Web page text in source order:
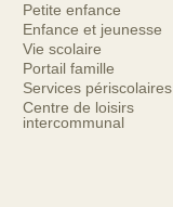
Petite enfance
Enfance et jeunesse
Vie scolaire
Portail famille
Services périscolaires
Centre de loisirs
intercommunal